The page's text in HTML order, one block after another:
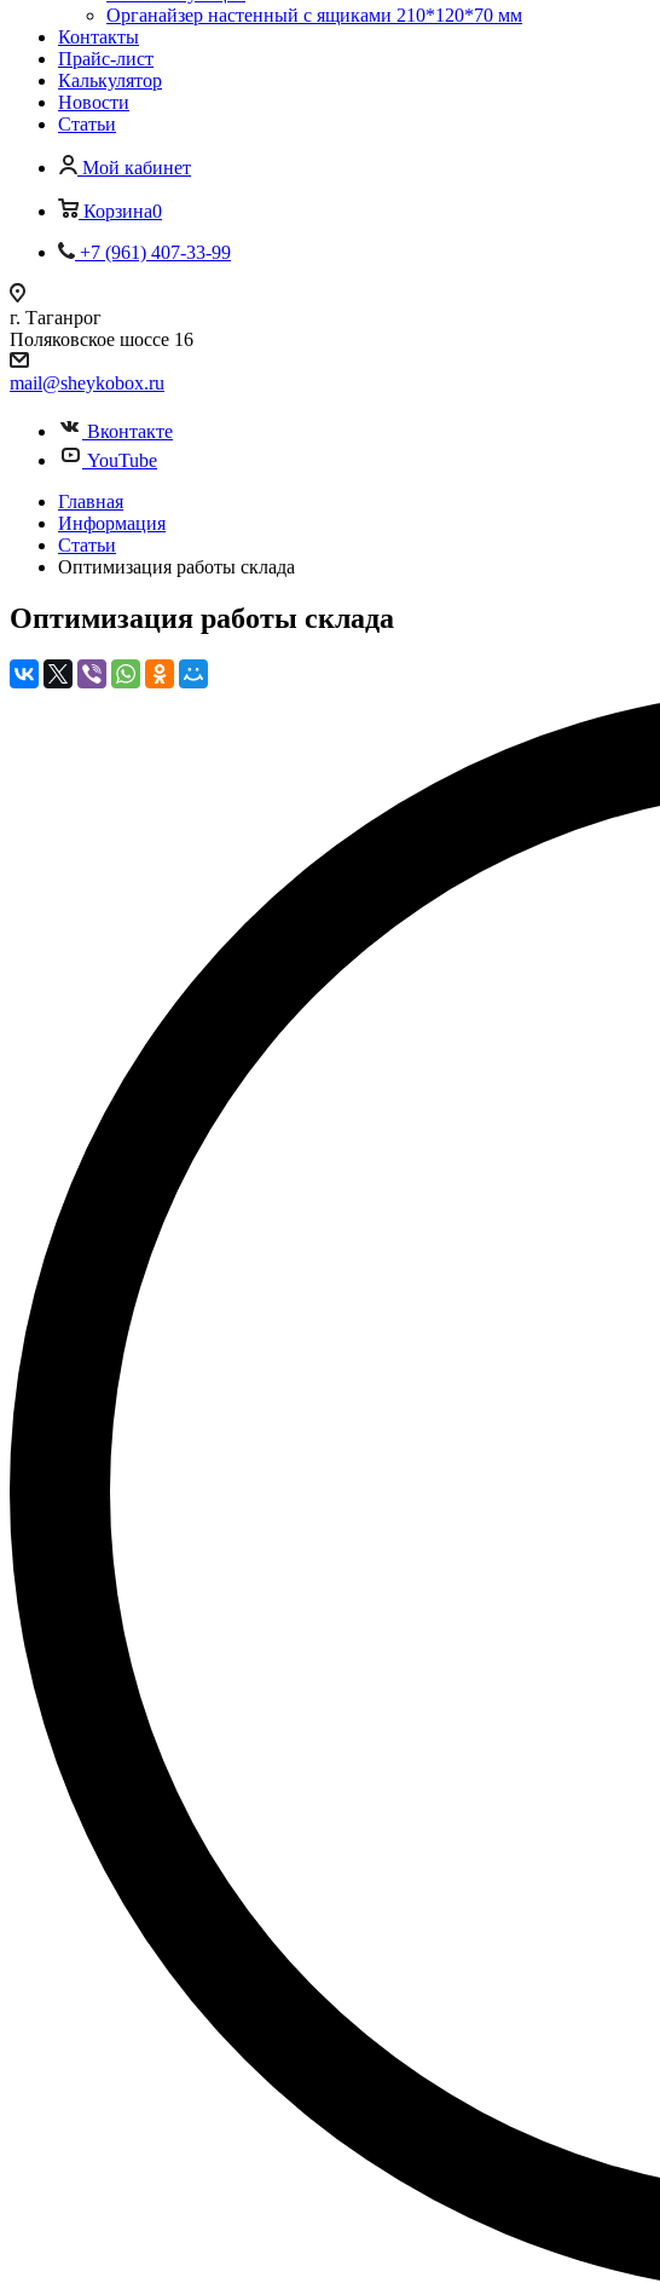
Органайзер настенный с ящиками 210*120*70 мм
Контакты
Прайс-лист
Калькулятор
Новости
Статьи
Мой кабинет
Корзина0
+7 (961) 407-33-99
г. Таганрог
Поляковское шоссе 16
mail@sheykobox.ru
Вконтакте
YouTube
Главная
Информация
Статьи
Оптимизация работы склада
Оптимизация работы склада